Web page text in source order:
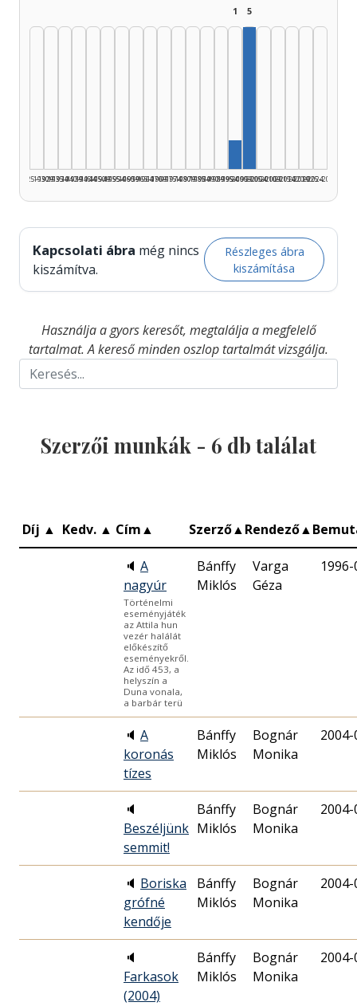
1925–1929
1930–1934
1935–1939
1940–1944
1945–1949
1950–1954
1955–1959
1960–1964
1965–1969
1970–1974
1975–1979
1980–1984
1985–1989
1990–1994
1
1995–1999
5
2000–2004
2005–2009
2010–2014
2015–2019
2020–2024
2025–2026
Kapcsolati ábra még nincs
kiszámítva.
Részleges ábra
kiszámítása
Használja a gyors keresőt, megtalálja a megfelelő
tartalmat. A kereső minden oszlop tartalmát vizsgálja.
Szerzői munkák - 6 db találat
Díj ▲ Kedv. ▲ Cím▲ Szerző▲Rendező▲
🔈 A
nagyúr
Történelmi
eseményjáték
az Attila hun
vezér halálát
előkészítő
eseményekről.
Az idő 453, a
helyszín a
Duna vonala,
a barbár terü
Bánffy
Miklós
Varga
Géza
🔈 A
koronás
tízes
Bánffy
Miklós
Bognár
Monika
🔈
Beszéljünk
semmit!
Bánffy
Miklós
Bognár
Monika
🔈 Boriska
grófné
kendője
Bánffy
Miklós
Bognár
Monika
🔈
Farkasok
(2004)
Bánffy
Miklós
Bognár
Monika